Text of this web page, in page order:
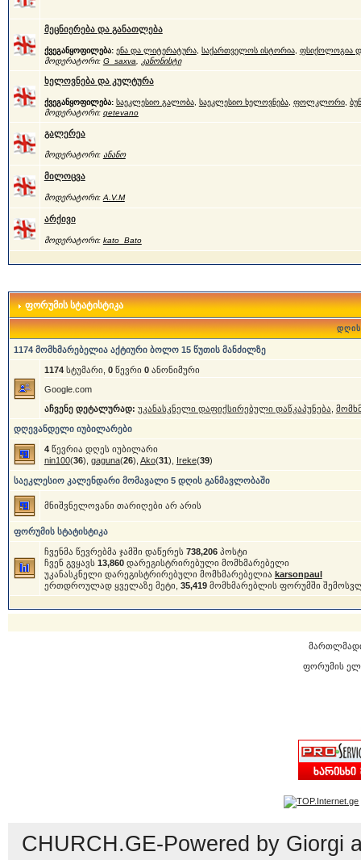
მეცნიერება და განათლება
ქვეგანყოფილება: ენა და ლიტერატურა, საქართველოს ისტორია, ფსიქოლოგია
მოდერატორი: G_saxva კანონისტი
ხელოვნება და კულტურა
ქვეგანყოფილება: საეკლესიო გალობა, საეკლესიო ხელოვნება, ფოლკლორი,
მოდერატორი: qetevano
გალერეა
მოდერატორი: ანანო
მილოცვა
მოდერატორი: A.V.M
არქივი
მოდერატორი: kato_Bato
ფორუმის სტატისტიკა
დღის
1174 მომხმარებელია აქტიური ბოლო 15 წუთის მანძილზე
1174სტუმარი, 0წევრი 0ანონიმური
Google.com
აჩვენე დეტალურად: უკანასკნელი დაფიქსირებული დაწკაპუნება
დღევანდელი იუბილარები
4წევრია დღეს იუბილარი
nin100(36), gaguna(26), Ako(31), Ireke(39)
საეკლესიო კალენდარი მომავალი 5 დღის განმავლობაში
მნიშვნელოვანი თარიღები არ არის
ფორუმის სტატისტიკა
ჩვენმა წევრებმა ჯამში დაწერეს 738,206პოსტი
ჩვენ გვყავს 13,860დარეგისტრირებული მომხმარებელი
უკანასკნელი დარეგისტრირებული მომხმარებელია karsonpaul
ერთდროულად ყველაზე მეტი, 35,419მომხმარებლის ფორუმში
ფორუმის
CHURCH.GE-Powered by Giorgi